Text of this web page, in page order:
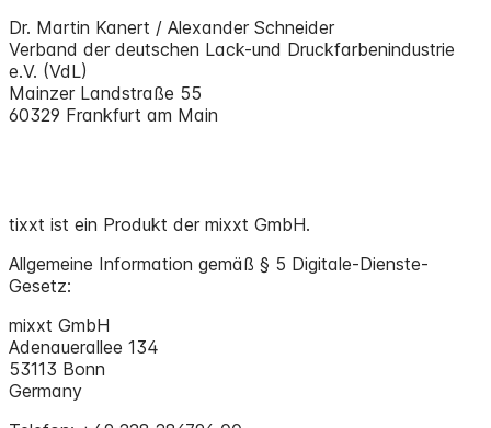
Dr. Martin Kanert / Alexander Schneider
Verband der deutschen Lack-und Druckfarbenindustrie
e.V. (VdL)
Mainzer Landstraße 55
60329 Frankfurt am Main
tixxt ist ein Produkt der mixxt GmbH.
Allgemeine Information gemäß § 5 Digitale-Dienste-
Gesetz:
mixxt GmbH
Adenauerallee 134
53113 Bonn
Germany